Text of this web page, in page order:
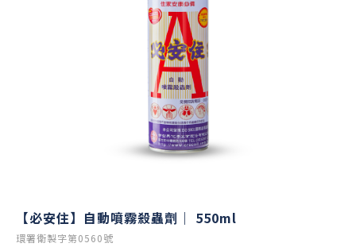
【必安住】自動噴霧殺蟲劑｜ 550ml
環署衛製字第0560號